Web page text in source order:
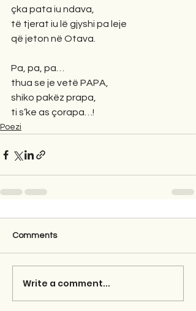
çka pata iu ndava,
të tjerat iu lë gjyshi pa leje
që jeton në Otava.
Pa, pa, pa…
thua se je vetë PAPA,
shiko pakëz prapa,
ti s’ke as çorapa…!
Poezi
Comments
Write a comment...